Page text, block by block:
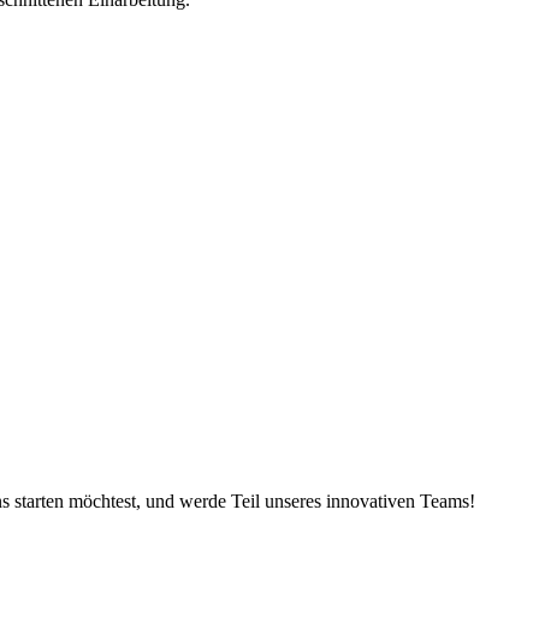
möchtest, und werde Teil unseres innovativen Teams!